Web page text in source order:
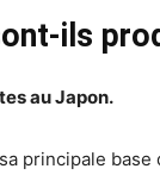
ils
au Japon.
principale